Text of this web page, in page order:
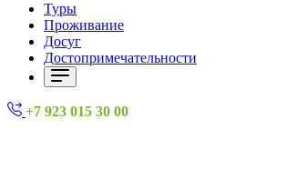
Туры
Проживание
Досуг
Достопримечательности
+7 923 015 30 00